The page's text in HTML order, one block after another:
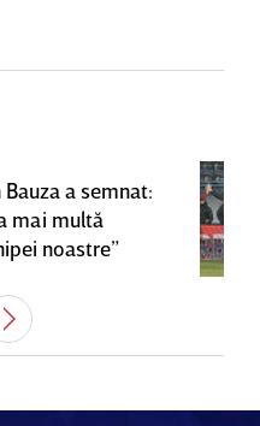
Bauza a semnat:
mai multă
noastre”